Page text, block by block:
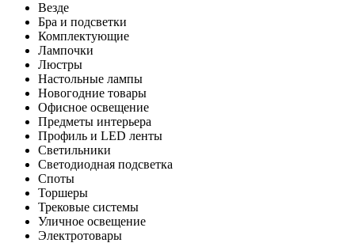
Везде
Бра и подсветки
Комплектующие
Лампочки
Люстры
Настольные лампы
Новогодние товары
Офисное освещение
Предметы интерьера
Профиль и LED ленты
Светильники
Светодиодная подсветка
Споты
Торшеры
Трековые системы
Уличное освещение
Электротовары